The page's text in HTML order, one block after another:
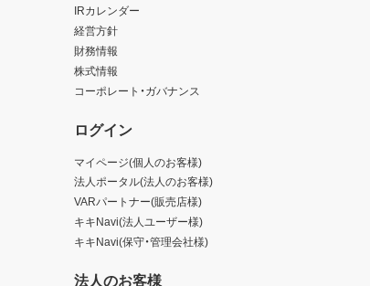
IRカレンダー
経営方針
財務情報
株式情報
コーポレート・ガバナンス
ログイン
マイページ(個人のお客様)
法人ポータル(法人のお客様)
VARパートナー(販売店様)
キキNavi(法人ユーザー様)
キキNavi(保守・管理会社様)
法人のお客様